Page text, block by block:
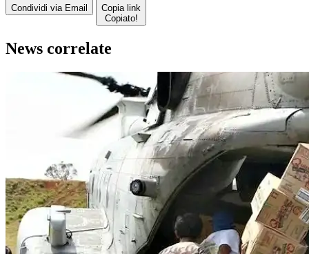
Condividi via Email
Copia link
Copiato!
News correlate